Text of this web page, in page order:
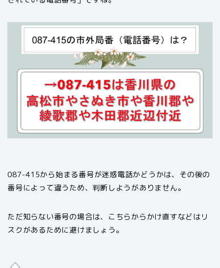
087-415から始まる番号が迷惑電話かどうかは、その後の
番号によって違うため、判断しようがありません。
ただ知らない番号の場合は、こちらからかけ直すなどはリ
スクがあるために避けましょう。